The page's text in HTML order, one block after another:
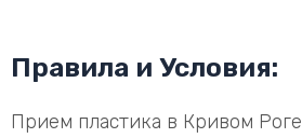
Правила и Условия:
Прием пластика в Кривом Роге